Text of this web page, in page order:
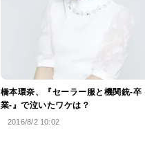
橋本環奈、『セーラー服と機関銃-卒
業-』で泣いたワケは？
2016/8/2 10:02